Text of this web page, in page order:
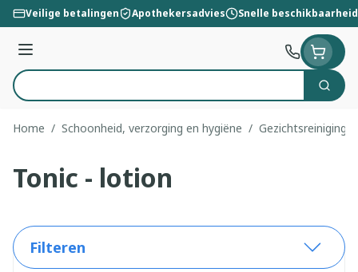
Ga naar de inhoud
Veilige betalingen Apothekersadvies Snelle beschikbaarheid
Menu
Product, merk, categorie...
Zoek
Home / Schoonheid, verzorging en hygiëne / Gezichtsreiniging
Tonic - lotion
Filteren